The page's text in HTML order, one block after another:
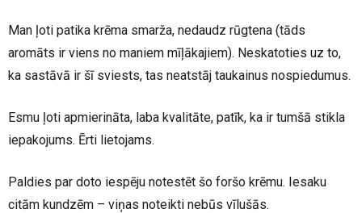
Man ļoti patika krēma smarža, nedaudz rūgtena (tāds
aromāts ir viens no maniem mīļākajiem). Neskatoties uz to,
ka sastāvā ir šī sviests, tas neatstāj taukainus nospiedumus.
Esmu ļoti apmierināta, laba kvalitāte, patīk, ka ir tumšā stikla
iepakojums. Ērti lietojams.
Paldies par doto iespēju notestēt šo foršo krēmu. Iesaku
citām kundzēm – viņas noteikti nebūs vīlušās.